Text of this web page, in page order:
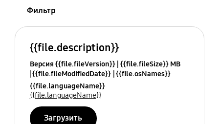
Фильтр
{{file.description}}
Версия {{file.fileVersion}} {{file.fileSize}} MB
{{file.fileModifiedDate}} {{file.osNames}}
{{file.languageName}}
{{file.languageName}}
Загрузить